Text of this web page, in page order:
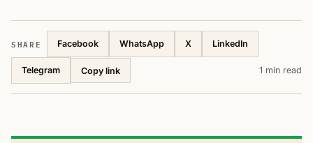
SHARE Facebook WhatsApp X LinkedIn
Telegram Copy link 1 min read